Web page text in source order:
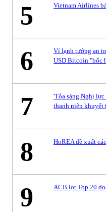
5 Vietnam Airlines
6
Ví lạnh tưởng an
USD Bitcoin "bốc
7
'Tỏa sáng Nghị
thanh niên khuyết
8 HoREA đề xuất
9 ACB lọt Top 20